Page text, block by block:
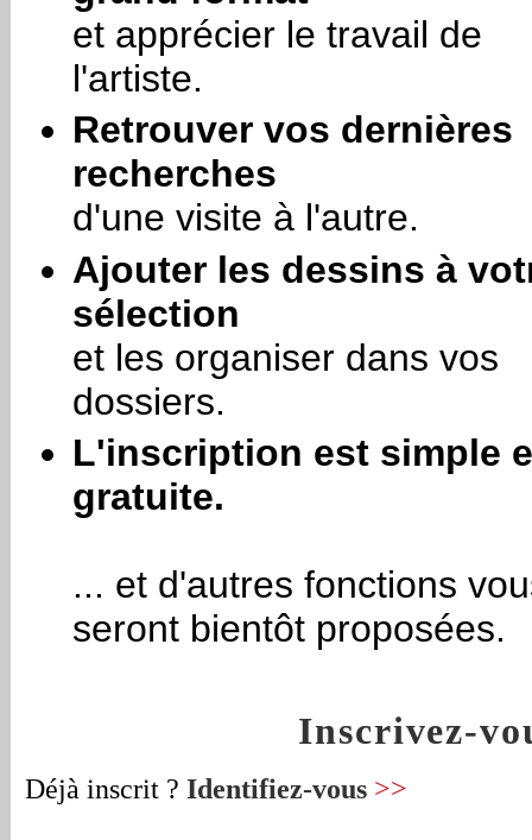
et apprécier le travail de
l'artiste.
Retrouver vos dernières
recherches
d'une visite à l'autre.
Ajouter les dessins à
sélection
et les organiser dans vos
dossiers.
L'inscription est simple
gratuite.
... et d'autres fonctions
seront bientôt proposées.
Inscrivez-
Déjà inscrit ? Identifiez-vous >>